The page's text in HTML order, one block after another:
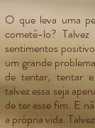
O que leva uma
cometê-lo?
sentimentos
um grande
de tentar, tentar
talvez essa seja
de ter esse fim. E
a própria vida.